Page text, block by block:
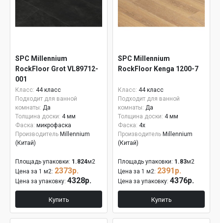
SPC Millennium
RockFloor Grot VL89712-
001
Класс: 44 класс
Подходит для ванной
комнаты: Да
Толщина доски: 4 мм
Фаска: микрофаска
Производитель Millennium
(Китай)
Площадь упаковки: 1.824м2
Цена за 1 м2: 2373р.
Цена за упаковку: 4328р.
Купить
SPC Millennium
RockFloor Kenga 1200-7
Класс: 44 класс
Подходит для ванной
комнаты: Да
Толщина доски: 4 мм
Фаска: 4x
Производитель Millennium
(Китай)
Площадь упаковки: 1.83м2
Цена за 1 м2: 2391р.
Цена за упаковку: 4376р.
Купить